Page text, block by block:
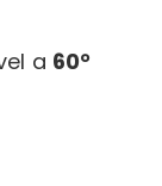
a 60°